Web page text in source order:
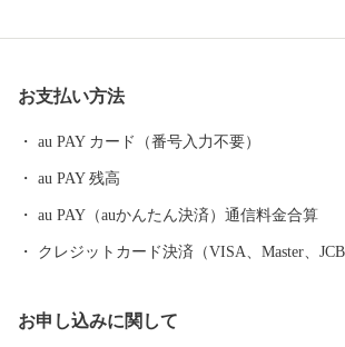
培が盛んです。みかんの産地と言えば、有名ど
山・犬」 海・・・目の前に雄大な太平洋。20数キロに亘って続く
小石と砂からなる七里御浜 と呼ばれる
「日本の渚百選」「日本の白砂・青松百
に真っ白い朝霧が 緑色の山肌を滝のよ
お支払い方法
au PAY カード（番号入力不要）
au PAY 残高
au PAY（auかんたん決済）通信料金合算
クレジットカード決済（VISA、Master、
お申し込みに関して